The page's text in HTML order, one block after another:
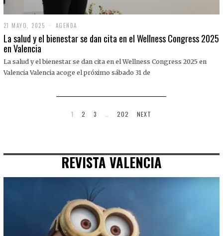
21 MAYO, 2025
1
M
O
,
AGENDA
La salud y el bienestar se dan cita en el Wellness Congress 2025
en Valencia
La salud y el bienestar se dan cita en el Wellness Congress 2025 en
Valencia Valencia acoge el próximo sábado 31 de
1 2 3 202 NEXT
REVISTA VALENCIA